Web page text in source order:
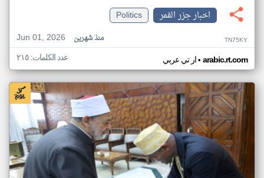
اخبار جزر القمر
Politics
Jun 01, 2026
منذ شهرين TN75KY
ار تي عربي• arabic.rt.com عدد الكلمات: ٢١٥